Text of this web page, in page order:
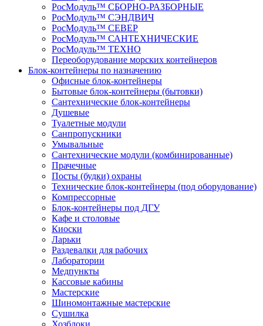
РосМодуль™ СБОРНО-РАЗБОРНЫЕ
РосМодуль™ СЭНДВИЧ
РосМодуль™ СЕВЕР
РосМодуль™ САНТЕХНИЧЕСКИЕ
РосМодуль™ ТЕХНО
Переоборудование морских контейнеров
Блок-контейнеры по назначению
Офисные блок-контейнеры
Бытовые блок-контейнеры (бытовки)
Сантехнические блок-контейнеры
Душевые
Туалетные модули
Санпропускники
Умывальные
Сантехнические модули (комбинированные)
Прачечные
Посты (будки) охраны
Технические блок-контейнеры (под оборудование)
Компрессорные
Блок-контейнеры под ДГУ
Кафе и столовые
Киоски
Ларьки
Раздевалки для рабочих
Лаборатории
Медпункты
Кассовые кабины
Мастерские
Шиномонтажные мастерские
Сушилка
Хозблоки